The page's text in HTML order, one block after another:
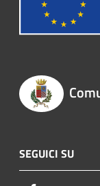
SEGUICI SU